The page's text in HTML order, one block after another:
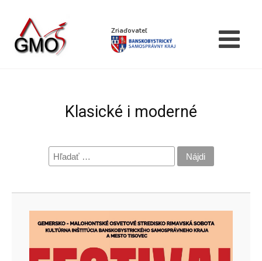
Zriaďovateľ
Klasické i moderné
Hľadať: